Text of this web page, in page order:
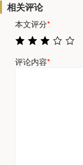
相关评论
本文评分*
评论内容*